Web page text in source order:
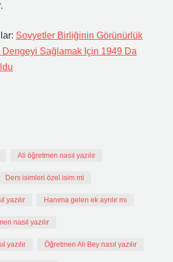
Sovyetler Birliğinin Görünürlük
Dengeyi Sağlamak Için 1949 Da
Ali öğretmen nasıl yazılır
Ders isimleri özel isim mi
yazılır Hanıma gelen ek ayrılır mı
nasıl yazılır
yazılır Öğretmen Ali Bey nasıl yazılır